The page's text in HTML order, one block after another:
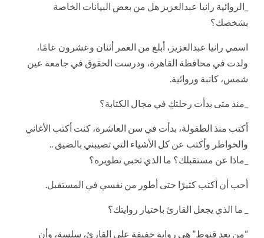
_الروائية رانيا عبدالعزيز هل من بعض البيانات الخاصة
بشخصك؟
اسمي رانيا عبدالعزيز، أبلغ من العمر أثنان وعشرون عامًا،
ولدت في محافظة القاهرة، ودرست الحقوق في جامعة عين
شمس، كاتبة وروائية.
_منذ متى بدأت رحلتكِ في مجال الكتابة؟
أكتب منذ الطفولة، بدأت في سن العاشرة، كنت أكتب الأغاني
والخواطر وأكتب عن كل الأشياء التي تصيبني بالضيق ..
_ماذا عن مستقبلك؟ ما الذي تحبي تطويره؟
أحب أن أكتب كثيرًا حتى أطور من نفسي في المستقبل.
_ ما الذي يجعل القارئ باختيار روايتك؟
“من بعد قنوط” هي رواية خفيفة على القارئ، سلسة، وأن